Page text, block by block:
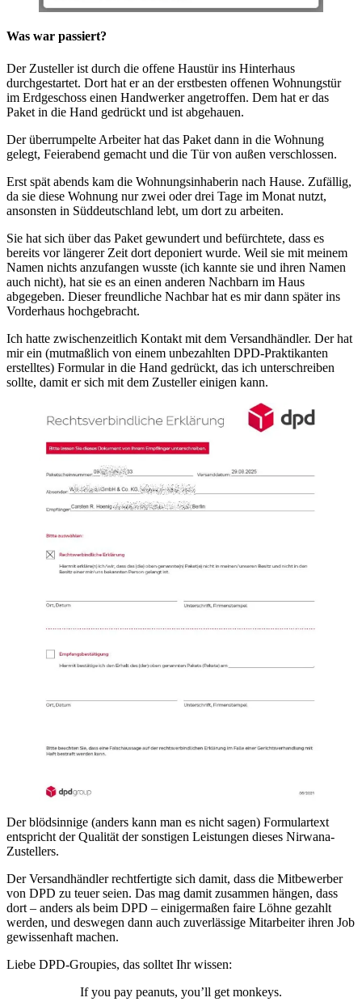
Was war passiert?
Der Zusteller ist durch die offene Haustür ins Hinterhaus
durchgestartet. Dort hat er an der erstbesten offenen Wohnungstür
im Erdgeschoss einen Handwerker angetroffen. Dem hat er das
Paket in die Hand gedrückt und ist abgehauen.
Der überrumpelte Arbeiter hat das Paket dann in die Wohnung
gelegt, Feierabend gemacht und die Tür von außen verschlossen.
Erst spät abends kam die Wohnungsinhaberin nach Hause. Zufällig,
da sie diese Wohnung nur zwei oder drei Tage im Monat nutzt,
ansonsten in Süddeutschland lebt, um dort zu arbeiten.
Sie hat sich über das Paket gewundert und befürchtete, dass es
bereits vor längerer Zeit dort deponiert wurde. Weil sie mit meinem
Namen nichts anzufangen wusste (ich kannte sie und ihren Namen
auch nicht), hat sie es an einen anderen Nachbarn im Haus
abgegeben. Dieser freundliche Nachbar hat es mir dann später ins
Vorderhaus hochgebracht.
Ich hatte zwischenzeitlich Kontakt mit dem Versandhändler. Der hat
mir ein (mutmaßlich von einem unbezahlten DPD-Praktikanten
erstelltes) Formular in die Hand gedrückt, das ich unterschreiben
sollte, damit er sich mit dem Zusteller einigen kann.
Der blödsinnige (anders kann man es nicht sagen) Formulartext
entspricht der Qualität der sonstigen Leistungen dieses Nirwana-
Zustellers.
Der Versandhändler rechtfertigte sich damit, dass die Mitbewerber
von DPD zu teuer seien. Das mag damit zusammen hängen, dass
dort – anders als beim DPD – einigermaßen faire Löhne gezahlt
werden, und deswegen dann auch zuverlässige Mitarbeiter ihren Job
gewissenhaft machen.
Liebe DPD-Groupies, das solltet Ihr wissen:
If you pay peanuts, you’ll get monkeys.